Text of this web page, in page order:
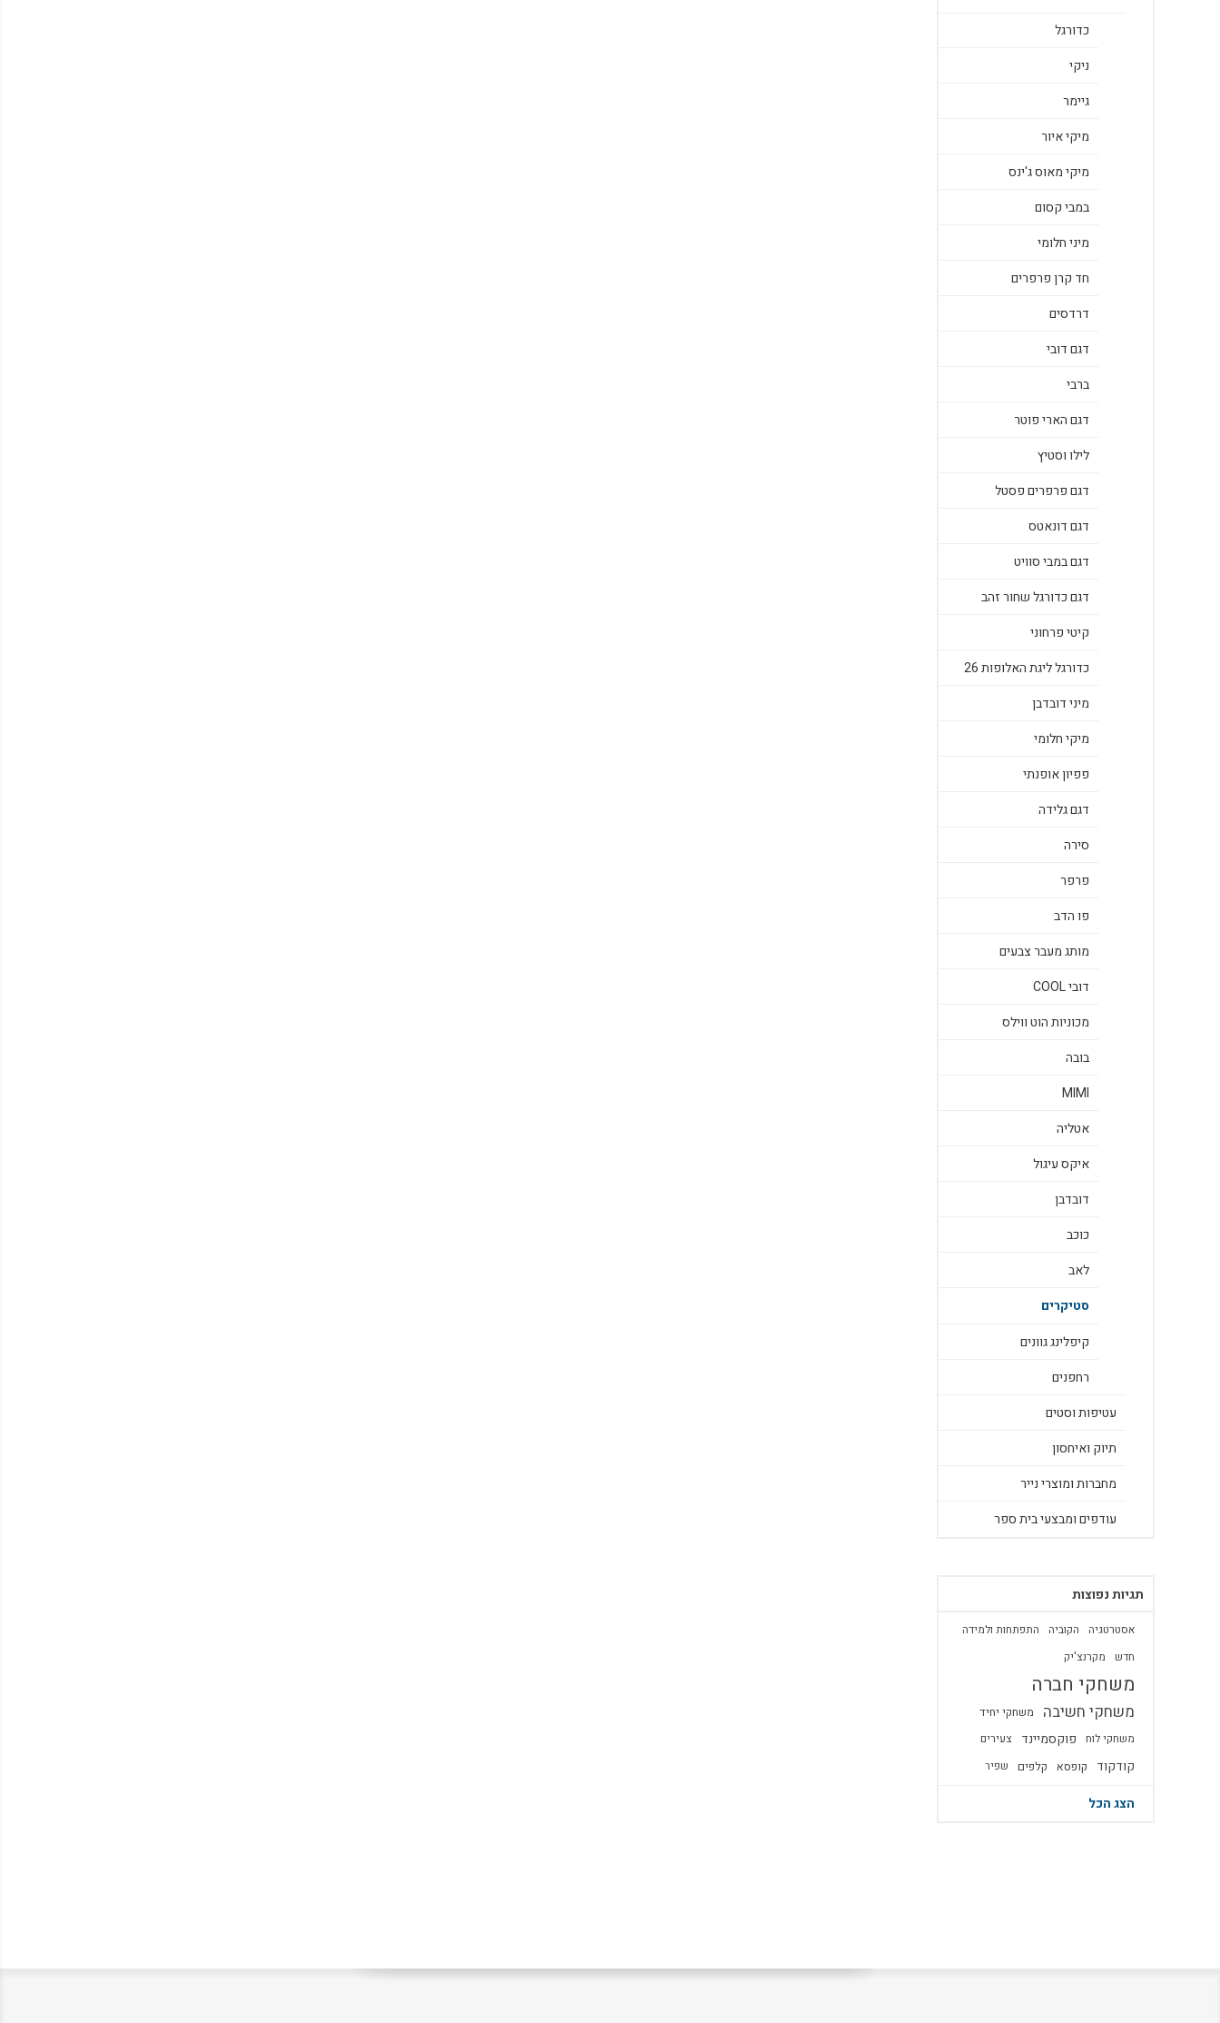
כדורגל
ניקי
גיימר
מיקי איור
מיקי מאוס ג'ינס
במבי קסום
מיני חלומי
חד קרן פרפרים
דרדסים
דגם דובי
ברבי
דגם הארי פוטר
לילו וסטיץ
דגם פרפרים פסטל
דגם דונאטס
דגם במבי סוויט
דגם כדורגל שחור זהב
קיטי פרחוני
כדורגל ליגת האלופות 26
מיני דובדבן
מיקי חלומי
פפיון אופנתי
דגם גלידה
סירה
פרפר
פו הדב
מותג מעבר צבעים
דובי COOL
מכוניות הוט ווילס
בובה
MIMI
אטליה
איקס עיגול
דובדבן
כוכב
לאב
סטיקרים
קיפלינג גוונים
רחפנים
עטיפות וסטים
תיוק ואיחסון
מחברות ומוצרי נייר
עודפים ומבצעי בית ספר
תגיות נפוצות
אסטרטגיה הקוביה
התפתחות ולמידה
חדש
מקרנצ'יק
משחקי חברה
משחקי חשיבה משחקי יחיד
משחקי לוח פוקסמיינד צעירים
קודקוד קופסא קלפים שפיר
הצג הכל